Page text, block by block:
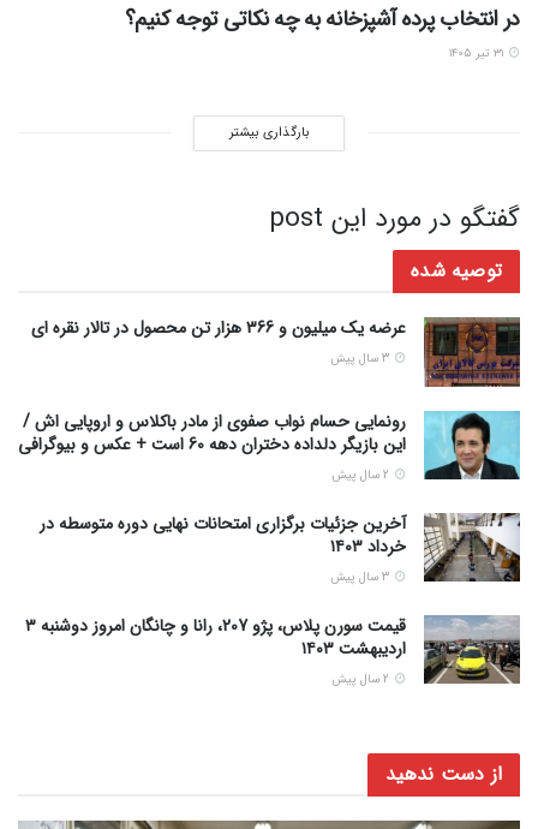
در انتخاب پرده آشپزخانه به چه نکاتی توجه کنیم؟
بارگذاری بیشتر
گفتگو در مورد این post
توصیه شده
عرضه یک میلیون و 366 هزار تن محصول در تالار نقره ای
رونمایی حسام نواب صفوی از مادر باکلاس و اروپایی اش /
این بازیگر دلداده دختران دهه 60 است + عکس و بیوگرافی
آخرین جزئیات برگزاری امتحانات نهایی دوره متوسطه در
خرداد ۱۴۰۳
قیمت سورن پلاس، پژو 207، رانا و چانگان امروز دوشنبه ۳
اردیبهشت ۱۴۰۳
از دست ندهید